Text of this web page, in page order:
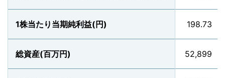
1株当たり当期純利益(円) 198.73
総資産(百万円) 52,899